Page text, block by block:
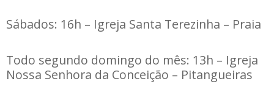
Sábados: 16h – Igreja Santa Terezinha – Praia
Todo segundo domingo do mês: 13h – Igreja
Nossa Senhora da Conceição – Pitangueiras